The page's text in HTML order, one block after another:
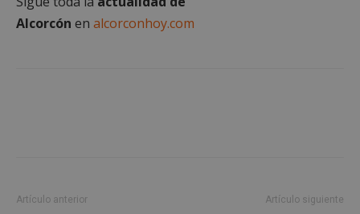
Alcorcón en alcorconhoy.com
Artículo anterior Artículo siguiente